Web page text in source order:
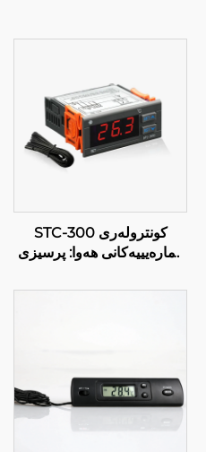
STC-300 کونترولەری
ژمارەیییەکانی هەوا: پرسیزی
کارپێکردنەوەی هەوا بە